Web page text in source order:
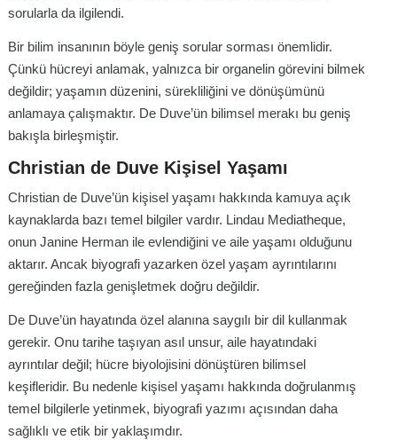
sorularla da ilgilendi.
Bir bilim insanının böyle geniş sorular sorması önemlidir.
Çünkü hücreyi anlamak, yalnızca bir organelin görevini bilmek
değildir; yaşamın düzenini, sürekliliğini ve dönüşümünü
anlamaya çalışmaktır. De Duve’ün bilimsel merakı bu geniş
bakışla birleşmiştir.
Christian de Duve Kişisel Yaşamı
Christian de Duve’ün kişisel yaşamı hakkında kamuya açık
kaynaklarda bazı temel bilgiler vardır. Lindau Mediatheque,
onun Janine Herman ile evlendiğini ve aile yaşamı olduğunu
aktarır. Ancak biyografi yazarken özel yaşam ayrıntılarını
gereğinden fazla genişletmek doğru değildir.
De Duve’ün hayatında özel alanına saygılı bir dil kullanmak
gerekir. Onu tarihe taşıyan asıl unsur, aile hayatındaki
ayrıntılar değil; hücre biyolojisini dönüştüren bilimsel
keşifleridir. Bu nedenle kişisel yaşamı hakkında doğrulanmış
temel bilgilerle yetinmek, biyografi yazımı açısından daha
sağlıklı ve etik bir yaklaşımdır.